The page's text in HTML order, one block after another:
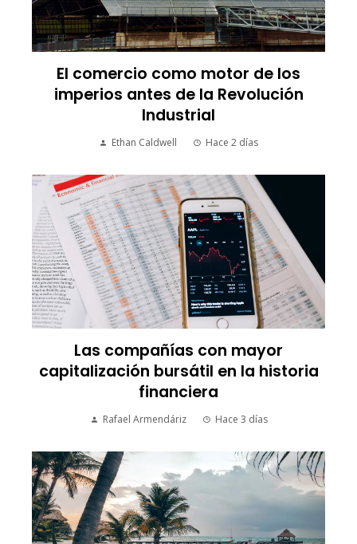
El comercio como motor de los
imperios antes de la Revolución
Industrial
Ethan Caldwell Hace 2 días
Las compañías con mayor
capitalización bursátil en la historia
financiera
Rafael Armendáriz Hace 3 días